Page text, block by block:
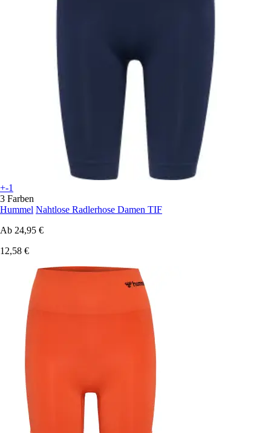
+-1
3 Farben
Hummel Nahtlose Radlerhose Damen TIF
Ab 24,95 €
12,58 €